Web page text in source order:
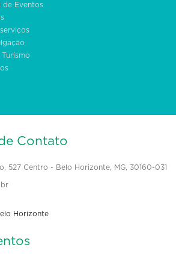
de Eventos
Contato
527 Centro - Belo Horizonte, MG, 30160-031
Horizonte